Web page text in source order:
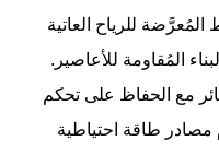
للرياح العاتية
المُقاومة للأعاصير.
مع الحفاظ على تحكم
مصادر طاقة احتياطية